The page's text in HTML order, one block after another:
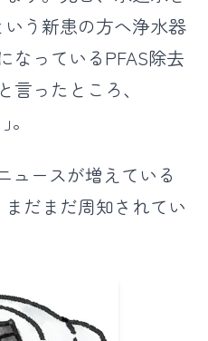
う新患の方へ浄水器
なっているPFAS除去
ったところ、
ュースが増えている
だまだ周知されてい